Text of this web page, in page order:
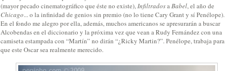
(mayor pecado cinematográfico que éste no existe),InfiltradosaBabel, el año de
Chicago... o la infinidad de genios sin premio (no lo tiene Cary Grant y sí Penélope).
En el fondo me alegro por ella, además, muchos americanos se apresurarán a buscar
Alcobendas en el diccionario y la próxima vez que vean a Rudy Fernández con una
camiseta estampada con “Martín” no dirán “¿Ricky Martin?”. Penélope, trabaja para
que este Oscar sea realmente merecido.